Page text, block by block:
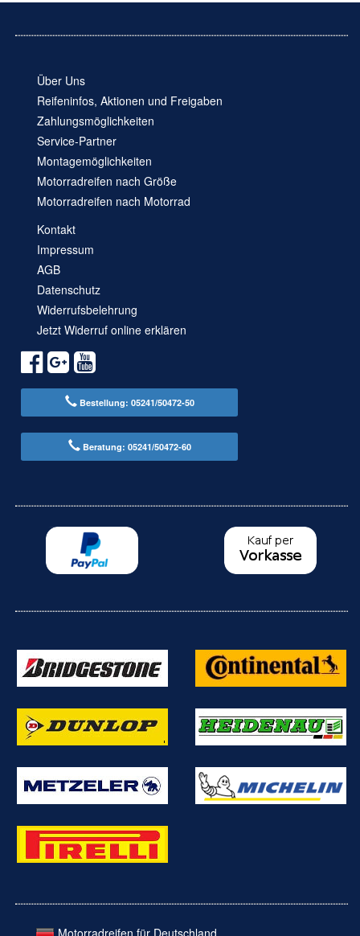
Über Uns
Reifeninfos, Aktionen und Freigaben
Zahlungsmöglichkeiten
Service-Partner
Montagemöglichkeiten
Motorradreifen nach Größe
Motorradreifen nach Motorrad
Kontakt
Impressum
AGB
Datenschutz
Widerrufsbelehrung
Jetzt Widerruf online erklären
Bestellung: 05241/50472-50
Beratung: 05241/50472-60
Motorradreifen für Deutschland